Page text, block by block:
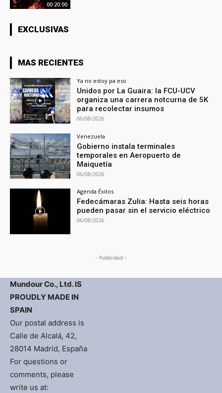
00:20:00
EXCLUSIVAS
MAS RECIENTES
Ya no estoy pa eso
Unidos por La Guaira: la FCU-UCV
organiza una carrera notcurna de 5K
para recolectar insumos
06/08/2026
Venezuela
Gobierno instala terminales
temporales en Aeropuerto de
Maiquetía
06/08/2026
Agenda Éxitos
Fedecámaras Zulia: Hasta seis horas
pueden pasar sin el servicio eléctrico
06/08/2026
- Publicidad -
Mundour Co., Ltd. IS
PROUDLY MADE IN
SPAIN
Our postal address is
Calle de Alcalá, 42,
28014 Madrid, España
For questions or
comments, please
write us at: